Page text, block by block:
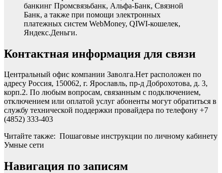
банкинг Промсвязьбанк, Альфа-Банк, Связной
Банк, а также при помощи электронных
платежных систем WebMoney, QIWI-кошелек,
Яндекс.Деньги.
Контактная информация для связи
Центральный офис компании Заволга.Нет расположен по
адресу Россия, 150062, г. Ярославль, пр-д Доброхотова, д. 3,
корп.2. По любым вопросам, связанным с подключением,
отключением или оплатой услуг абоненты могут обратиться в
службу технической поддержки провайдера по телефону +7
(4852) 333-403
Читайте также: Пошаговые инструкции по личному кабинету
Умные сети
Навигация по записям